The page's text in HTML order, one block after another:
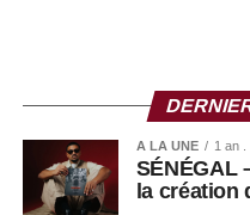
A LA UNE 1 an .
SÉNÉGAL
la création